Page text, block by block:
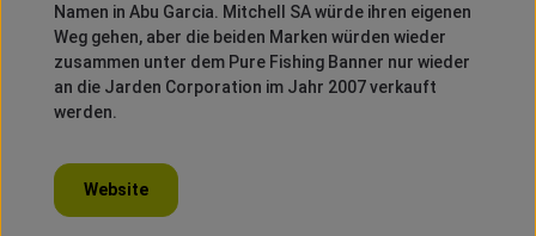
Namen in Abu Garcia. Mitchell SA würde ihren eigenen
Weg gehen, aber die beiden Marken würden wieder
zusammen unter dem Pure Fishing Banner nur wieder
an die Jarden Corporation im Jahr 2007 verkauft
werden.
Website